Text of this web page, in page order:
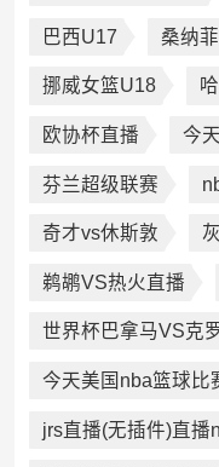
巴西U17 桑纳
挪威女篮U18
欧协杯直播 今
芬兰超级联赛
奇才vs休斯敦
鹈鹕VS热火直播
世界杯巴拿马VS克
今天美国nba篮球比
jrs直播(无插件)直播